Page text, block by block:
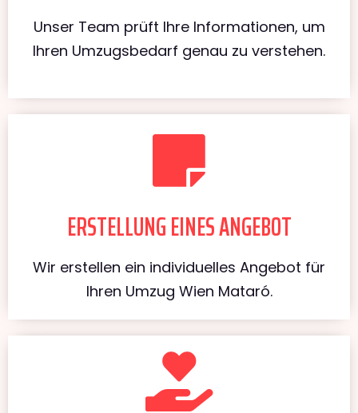
Unser Team prüft Ihre Informationen, um
Ihren Umzugsbedarf genau zu verstehen.
ERSTELLUNG EINES ANGEBOT
Wir erstellen ein individuelles Angebot für
Ihren Umzug Wien Mataró.